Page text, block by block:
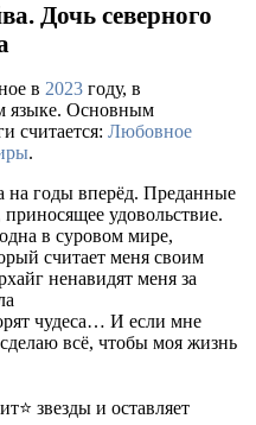
Дочь северного
в 2023 году, в
языке. Основным
считается: Любовное
.
на годы вперёд. Преданные
приносящее удовольствие.
в суровом мире,
считает меня своим
ненавидят меня за
чудеса… И если мне
всё, чтобы моя жизнь
звезды и оставляет